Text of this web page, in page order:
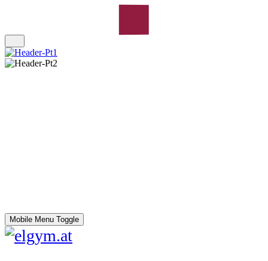
Mobile Menu Toggle